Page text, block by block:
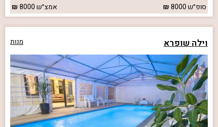
סופ״ש8000 אמצ״ש8000
וילה שופרא מנות